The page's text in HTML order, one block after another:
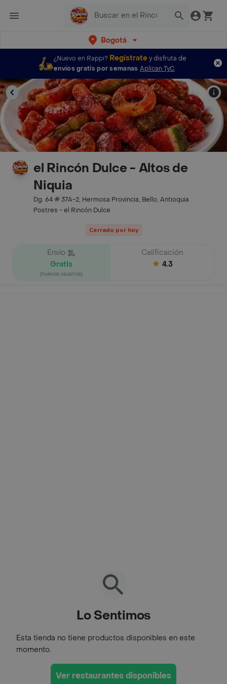
Bogotá
¿Nuevo en Rappi? Regístratey disfruta de
envíos gratis por semanas Aplican TyC
el Rincón Dulce - Altos de
Niquia
Dg. 64 # 37A-2, Hermosa Provincia, Bello, Antioquia
Postres - el Rincón Dulce
Cerrado por hoy
Envío
Gratis
(nuevos usuarios)
Calificación
4.3
Lo Sentimos
Esta tienda no tiene productos disponibles en este
momento.
Ver restaurantes disponibles